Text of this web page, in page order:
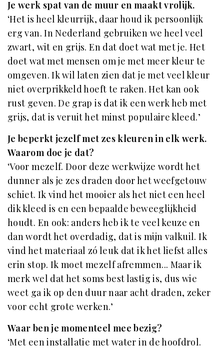
Je werk spat van de muur en maakt vrolijk.
‘Het is heel kleurrijk, daar houd ik persoonlijk
erg van. In Nederland gebruiken we heel veel
zwart, wit en grijs. En dat doet wat met je. Het
doet wat met mensen om je met meer kleur te
omgeven. Ik wil laten zien dat je met veel kleur
niet overprikkeld hoeft te raken. Het kan ook
rust geven. De grap is dat ik een werk heb met
grijs, dat is veruit het minst populaire kleed.’
Je beperkt jezelf met zes kleuren in elk werk.
Waarom doe je dat?
‘Voor mezelf. Door deze werkwijze wordt het
dunner als je zes draden door het weefgetouw
schiet. Ik vind het mooier als het niet een heel
dik kleed is en een bepaalde beweeglijkheid
houdt. En ook: anders heb ik te veel keuze en
dan wordt het overdadig, dat is mijn valkuil. Ik
vind het materiaal zó leuk dat ik het liefst alles
erin stop. Ik moet mezelf afremmen... Maar ik
merk wel dat het soms best lastig is, dus wie
weet ga ik op den duur naar acht draden, zeker
voor echt grote werken.’
Waar ben je momenteel mee bezig?
‘Met een installatie met water in de hoofdrol.